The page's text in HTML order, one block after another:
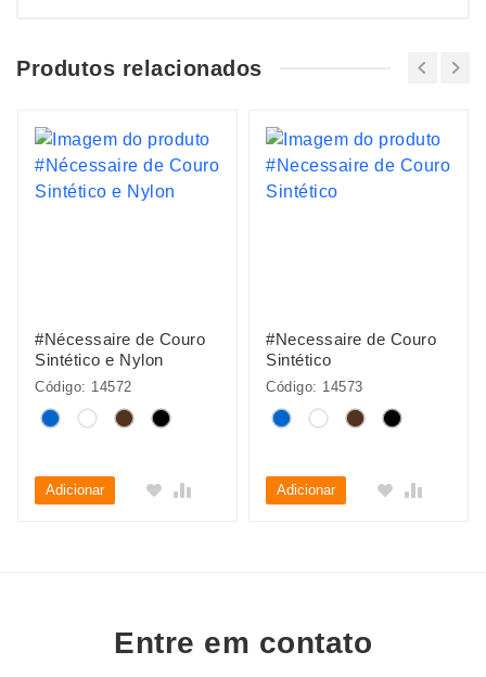
Produtos relacionados
#Nécessaire de Couro
Sintético e Nylon
Código: 14572
Adicionar
#Necessaire de Couro
Sintético
Código: 14573
Adicionar
Entre em contato